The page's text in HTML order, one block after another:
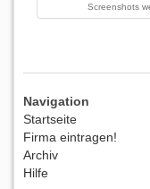
Screenshots
Navigation
Startseite
Firma eintragen!
Archiv
Hilfe